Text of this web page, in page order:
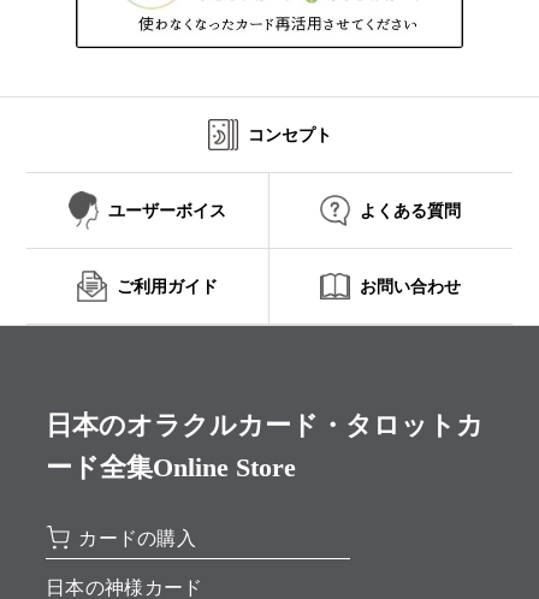
コンセプト
ユーザーボイス よくある質問
ご利用ガイド お問い合わせ
日本のオラクルカード・タロットカ
ード全集Online Store
カードの購入
日本の神様カード